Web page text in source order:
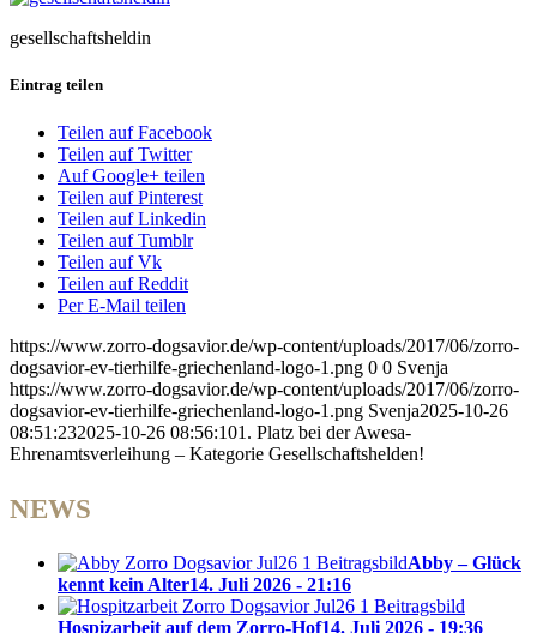
gesellschaftsheldin
Eintrag teilen
Teilen auf Facebook
Teilen auf Twitter
Auf Google+ teilen
Teilen auf Pinterest
Teilen auf Linkedin
Teilen auf Tumblr
Teilen auf Vk
Teilen auf Reddit
Per E-Mail teilen
https://www.zorro-dogsavior.de/wp-content/uploads/2017/06/zorro-
dogsavior-ev-tierhilfe-griechenland-logo-1.png 0 0 Svenja
https://www.zorro-dogsavior.de/wp-content/uploads/2017/06/zorro-
dogsavior-ev-tierhilfe-griechenland-logo-1.png Svenja2025-10-26
08:51:232025-10-26 08:56:101. Platz bei der Awesa-
Ehrenamtsverleihung – Kategorie Gesellschaftshelden!
NEWS
Abby – Glück
kennt kein Alter14. Juli 2026 - 21:16
Hospizarbeit auf dem Zorro-Hof14. Juli 2026 - 19:36